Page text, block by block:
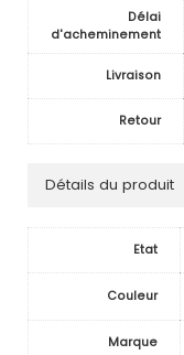
Délai
d'acheminement
Livraison
Retour
Détails du produit
Etat
Couleur
Marque